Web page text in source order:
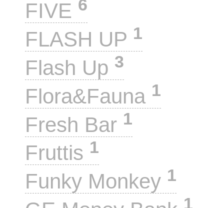
FIVE 6
FLASH UP 1
Flash Up 3
Flora&Fauna 1
Fresh Bar 1
Fruttis 1
Funky Monkey 1
1